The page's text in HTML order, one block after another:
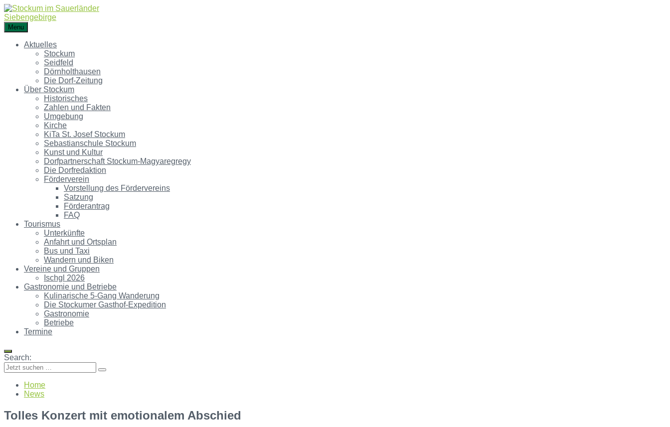
Menu
Aktuelles
Stockum
Seidfeld
Dörnholthausen
Die Dorf-Zeitung
Über Stockum
Historisches
Zahlen und Fakten
Umgebung
Kirche
KiTa St. Josef Stockum
Sebastianschule Stockum
Kunst und Kultur
Dorfpartnerschaft Stockum-Magyaregregy
Die Dorfredaktion
Förderverein
Vorstellung des Fördervereins
Satzung
Förderantrag
FAQ
Tourismus
Unterkünfte
Anfahrt und Ortsplan
Bus und Taxi
Wandern und Biken
Vereine und Gruppen
Ischgl 2026
Gastronomie und Betriebe
Kulinarische 5-Gang Wanderung
Die Stockumer Gasthof-Expedition
Gastronomie
Betriebe
Termine
Search:
Home
News
Tolles Konzert mit emotionalem Abschied